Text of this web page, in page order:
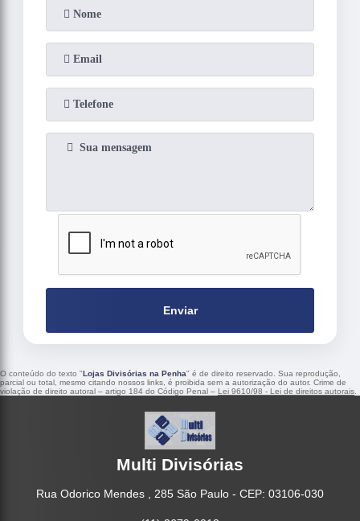
Enviar
O conteúdo do texto "Lojas Divisórias na Penha" é de direito reservado. Sua reprodução,
parcial ou total, mesmo citando nossos links, é proibida sem a autorização do autor. Crime de
violação de direito autoral – artigo 184 do Código Penal – Lei 9610/98 - Lei de direitos autorais
Multi Divisórias
Rua Odorico Mendes , 285 São Paulo - CEP: 03106-030